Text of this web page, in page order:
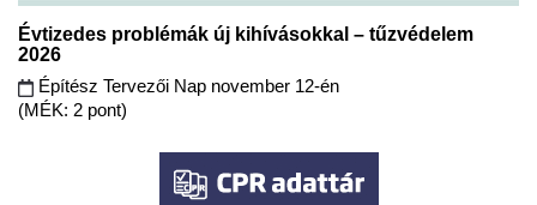
Évtizedes problémák új kihívásokkal – tűzvédelem
2026
Építész Tervezői Nap november 12-én
(MÉK: 2 pont)